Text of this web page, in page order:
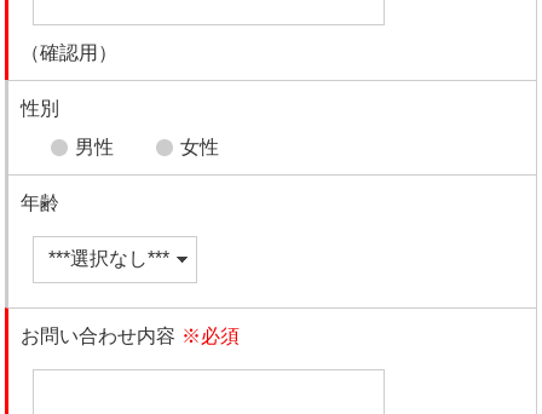
（確認用）
性別
男性
女性
年齢
お問い合わせ内容 ※必須